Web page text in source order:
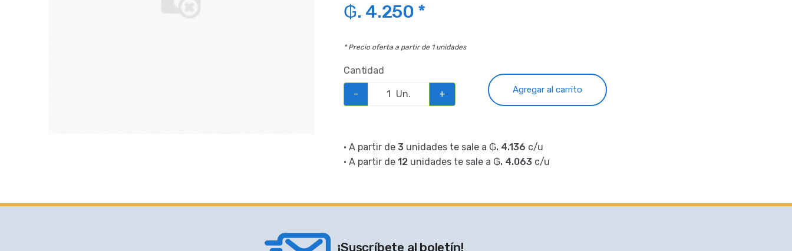
₲. 4.250 *
* Precio oferta a partir de 1 unidades
Cantidad
- Un. + Agregar al carrito
• A partir de 3 unidades te sale a ₲. 4.136 c/u
• A partir de 12 unidades te sale a ₲. 4.063 c/u
¡Suscríbete al boletín!